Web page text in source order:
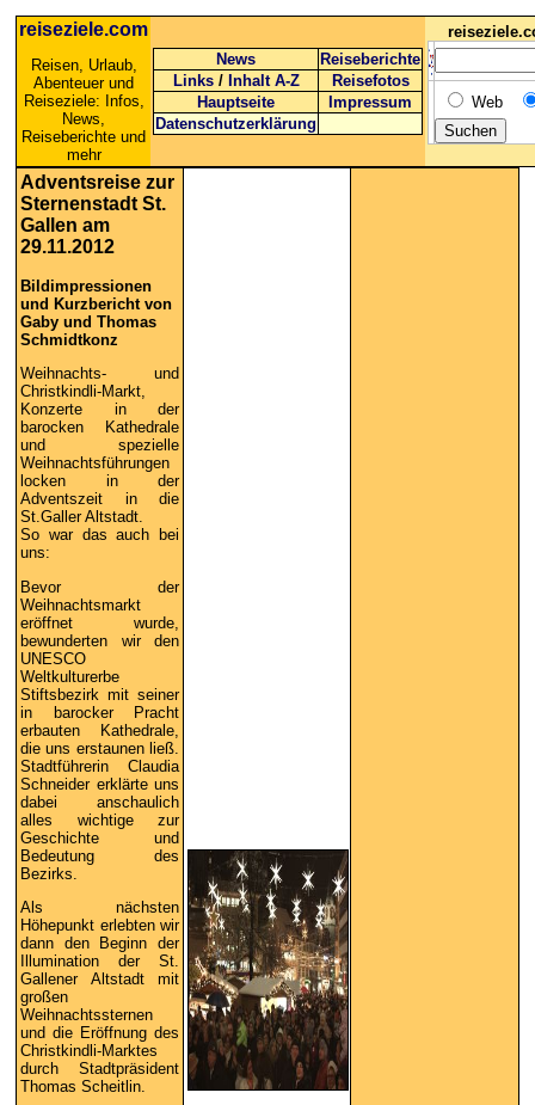
reiseziele.com
Reisen, Urlaub,
Abenteuer und
Reiseziele: Infos,
News,
Reiseberichte und
mehr
News
Reiseberichte
Links / Inhalt A-Z
Reisefotos
Hauptseite
Impressum
Datenschutzerklärung
Web
Adventsreise zur
Sternenstadt St.
Gallen am
29.11.2012
Bildimpressionen
und Kurzbericht von
Gaby und Thomas
Schmidtkonz
Weihnachts- und
Christkindli-Markt,
Konzerte in der
barocken Kathedrale
und spezielle
Weihnachtsführungen
locken in der
Adventszeit in die
St.Galler Altstadt.
So war das auch bei
uns:
Bevor der
Weihnachtsmarkt
eröffnet wurde,
bewunderten wir den
UNESCO
Weltkulturerbe
Stiftsbezirk mit seiner
in barocker Pracht
erbauten Kathedrale,
die uns erstaunen ließ.
Stadtführerin Claudia
Schneider erklärte uns
dabei anschaulich
alles wichtige zur
Geschichte und
Bedeutung des
Bezirks.
Als nächsten
Höhepunkt erlebten wir
dann den Beginn der
Illumination der St.
Gallener Altstadt mit
großen
Weihnachtssternen
und die Eröffnung des
Christkindli-Marktes
durch Stadtpräsident
Thomas Scheitlin.